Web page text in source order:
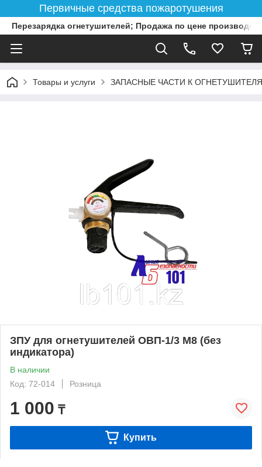
Первичные средства пожаротушения
Перезарядка огнетушителей; Продажа по цене
Товары и услуги ЗАПАСНЫЕ ЧАСТИ К
ЗПУ для огнетушителей ОВП-1/3 М8 (без
индикатора)
В наличии
Код: 72-014
Розница
1 000 ₸
Купить